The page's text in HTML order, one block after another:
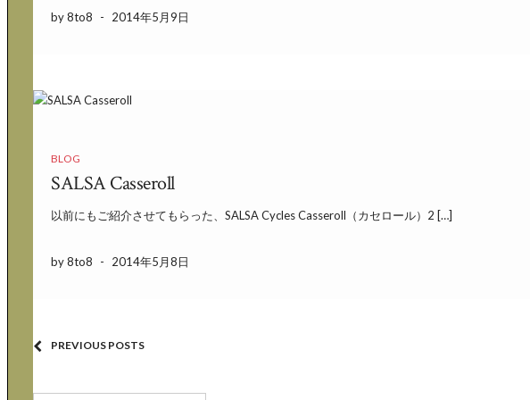
by 8to8 - 2014年5月9日
BLOG
SALSA Casseroll
以前にもご紹介させてもらった、SALSA Cycles Casseroll（カセロール）2 […]
by 8to8 - 2014年5月8日
PREVIOUS POSTS